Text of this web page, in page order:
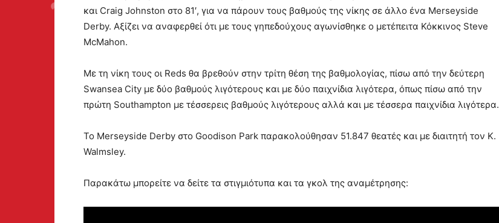
και Craig Johnston στο 81′, για να πάρουν τους βαθμούς της νίκης σε άλλο ένα Merseyside
Derby. Αξίζει να αναφερθεί ότι με τους γηπεδούχους αγωνίσθηκε ο μετέπειτα Κόκκινος Steve
McMahon.
Με τη νίκη τους οι Reds θα βρεθούν στην τρίτη θέση της βαθμολογίας, πίσω από την δεύτερη
Swansea City με δύο βαθμούς λιγότερους και με δύο παιχνίδια λιγότερα, όπως πίσω από την
πρώτη Southampton με τέσσερεις βαθμούς λιγότερους αλλά και με τέσσερα παιχνίδια λιγότερα.
Το Merseyside Derby στο Goodison Park παρακολούθησαν 51.847 θεατές και με διαιτητή τον K.
Walmsley.
Παρακάτω μπορείτε να δείτε τα στιγμιότυπα και τα γκολ της αναμέτρησης: